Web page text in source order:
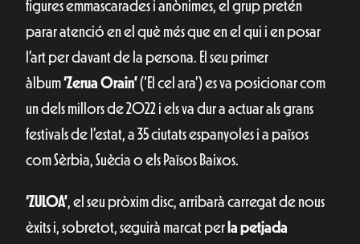
figures emmascarades i anònimes, el grup pretén
parar atenció en el què més que en el qui i en posar
l’art per davant de la persona. El seu primer
àlbum‘Zerua Orain’(‘El cel ara’) es va posicionar com
un dels millors de 2022 i els va dur a actuar als grans
festivals de l’estat, a 35 ciutats espanyoles i a països
com Sèrbia, Suècia o els Països Baixos.
‘ZULOA’, el seu pròxim disc, arribarà carregat de nous
èxits i, sobretot, seguirà marcat per la petjada